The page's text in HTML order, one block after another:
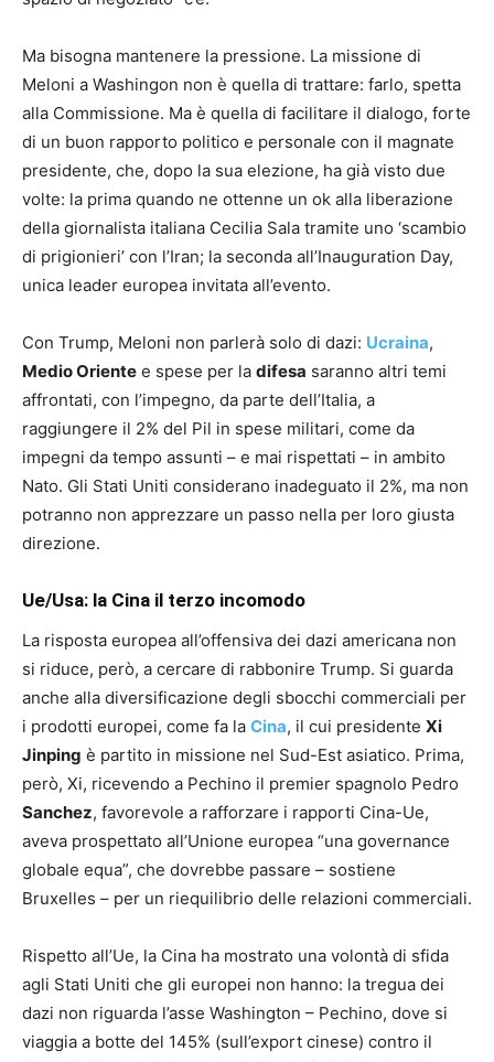
Ma bisogna mantenere la pressione. La missione di
Meloni a Washingon non è quella di trattare: farlo, spetta
alla Commissione. Ma è quella di facilitare il dialogo, forte
di un buon rapporto politico e personale con il magnate
presidente, che, dopo la sua elezione, ha già visto due
volte: la prima quando ne ottenne un ok alla liberazione
della giornalista italiana Cecilia Sala tramite uno ‘scambio
di prigionieri’ con l’Iran; la seconda all’Inauguration Day,
unica leader europea invitata all’evento.
Con Trump, Meloni non parlerà solo di dazi: Ucraina,
Medio Oriente e spese per la difesa saranno altri temi
affrontati, con l’impegno, da parte dell’Italia, a
raggiungere il 2% del Pil in spese militari, come da
impegni da tempo assunti – e mai rispettati – in ambito
Nato. Gli Stati Uniti considerano inadeguato il 2%, ma non
potranno non apprezzare un passo nella per loro giusta
direzione.
Ue/Usa: la Cina il terzo incomodo
La risposta europea all’offensiva dei dazi americana non
si riduce, però, a cercare di rabbonire Trump. Si guarda
anche alla diversificazione degli sbocchi commerciali per
i prodotti europei, come fa la Cina, il cui presidente Xi
Jinping è partito in missione nel Sud-Est asiatico. Prima,
però, Xi, ricevendo a Pechino il premier spagnolo Pedro
Sanchez, favorevole a rafforzare i rapporti Cina-Ue,
aveva prospettato all’Unione europea “una governance
globale equa”, che dovrebbe passare – sostiene
Bruxelles – per un riequilibrio delle relazioni commerciali.
Rispetto all’Ue, la Cina ha mostrato una volontà di sfida
agli Stati Uniti che gli europei non hanno: la tregua dei
dazi non riguarda l’asse Washington – Pechino, dove si
viaggia a botte del 145% (sull’export cinese) contro il